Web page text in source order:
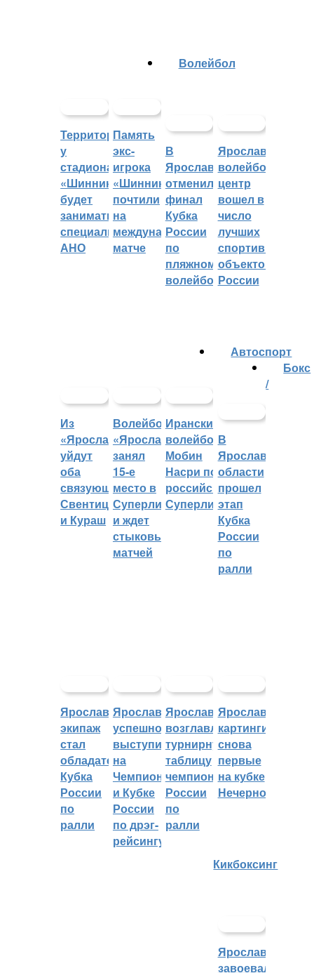
Территорией
у
стадиона
«Шинник»
будет
заниматься
специальное
АНО
Память
экс-
игрока
«Шинника»
почтили
на
международном
матче
Волейбол
В
Ярославле
отменили
финал
Кубка
России
по
пляжному
волейболу
Ярославский
волейбольный
центр
вошел в
число
лучших
спортивных
объектов
России
Из
«Ярославича»
уйдут
оба
связующих:
Свентицкис
и Кураш
Волейбольный
«Ярославич»
занял
15-е
место в
Суперлиге
и ждет
стыковых
матчей
Иранский
волейболист
Мобин
Насри покинет
российскую
Суперлигу
Автоспорт
В
Ярославской
области
прошел
этап
Кубка
России
по
ралли
Ярославский
экипаж
стал
обладателем
Кубка
России
по
ралли
Ярославцы
успешно
выступили
на
Чемпионате
и Кубке
России
по дрэг-
рейсингу
Ярославцы
возглавляют
турнирную
таблицу
чемпионата
России
по
ралли
Ярославские
картингисты
снова
первые
на кубке
Нечерноземья
Бокс
/
Кикбоксинг
Ярославцы
завоевали